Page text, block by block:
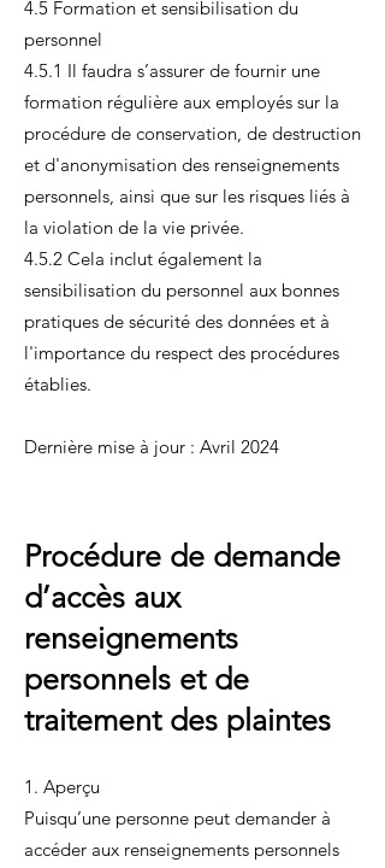
4.5 Formation et sensibilisation du
personnel
4.5.1 Il faudra s’assurer de fournir une
formation régulière aux employés sur la
procédure de conservation, de destruction
et d'anonymisation des renseignements
personnels, ainsi que sur les risques liés à
la violation de la vie privée.
4.5.2 Cela inclut également la
sensibilisation du personnel aux bonnes
pratiques de sécurité des données et à
l'importance du respect des procédures
établies.
Dernière mise à jour : Avril 2024
Procédure de demande
d’accès aux
renseignements
personnels et de
traitement des plaintes
1. Aperçu
Puisqu’une personne peut demander à
accéder aux renseignements personnels